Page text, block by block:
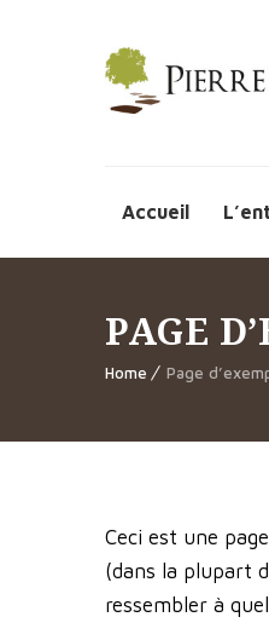
Accueil
PAGE
Home Page
Ceci est une
(dans la plupart
ressembler à